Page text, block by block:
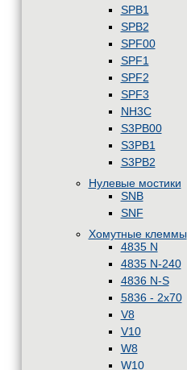
SPB1
SPB2
SPF00
SPF1
SPF2
SPF3
NH3C
S3PB00
S3PB1
S3PB2
Нулевые мостики
SNB
SNF
Хомутные клеммы
4835 N
4835 N-240
4836 N-S
5836 - 2x70
V8
V10
W8
W10